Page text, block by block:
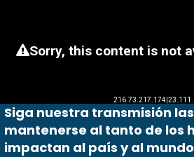
Siga nuestra transmisión
mantenerse al tanto de los
impactan al país y al